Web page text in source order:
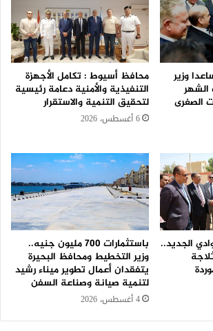
وزير
الشهر
الصغرى
محافظ أسيوط : تكامل الأجهزة
التنفيذية والأمنية دعامة رئيسية
لتحقيق التنمية والاستقرار
6 أغسطس، 2026
الجديد..
جديدة و٧٧ ثلاجة
باستثمارات 700 مليون جنيه..
وزير التخطيط ومحافظ البحيرة
يتفقدان أعمال تطوير ميناء رشيد
لتنمية صيانة وصناعة السفن
4 أغسطس، 2026